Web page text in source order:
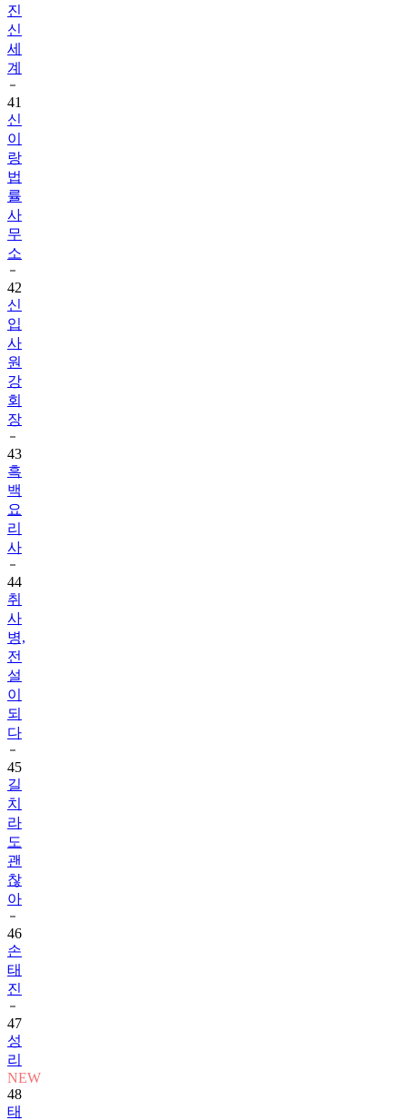
진
신
세
계
41
신
이
랑
법
률
사
무
소
42
신
입
사
원
강
회
장
43
흑
백
요
리
사
44
취
사
병,
전
설
이
되
다
45
길
치
라
도
괜
찮
아
46
손
태
진
47
성
리
NEW
48
태